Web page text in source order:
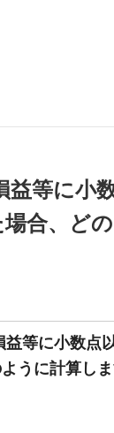
益等に小
合、ど
益等に小数点
うに計算しま